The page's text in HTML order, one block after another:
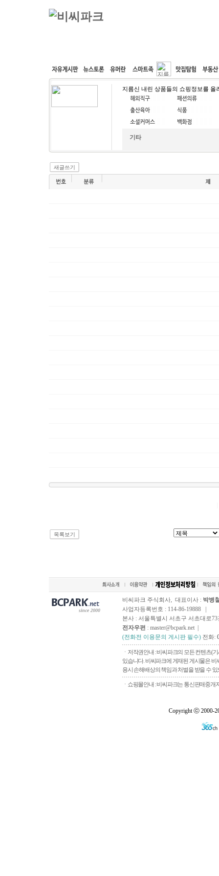
커뮤니티 속도패치 웹호스팅 공동구매
지름신 내린 상품들의 쇼핑정보를
기타
새글쓰기
목록보기
since 2000
비씨파크 주식회사, 대표이사 : 박병
사업자등록번호 : 114-86-19888 |
본사 : 서울특별시 서초구 서초대로73
전자우편 : master@bcpark.net |
(전화전 이용문의 게시판 필수) 전화:
ㆍ저작권안내 : 비씨파크의 모든 컨텐츠(
있습니다. 비씨파크에 게재된 게시물은
용시 손해배상의 책임과 처벌을 받을 수
ㆍ쇼핑몰안내 : 비씨파크는 통신판매중개
Copyright ⓒ 2000-